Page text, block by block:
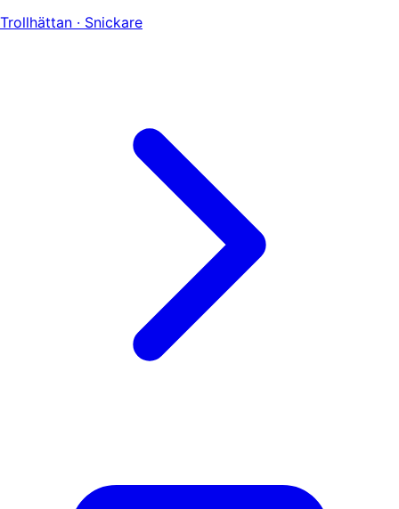
Trollhättan · Snickare